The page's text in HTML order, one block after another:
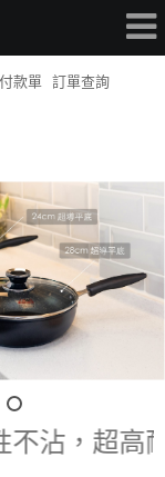
款單 訂單查詢
，超高